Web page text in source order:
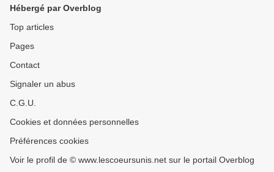
Hébergé par Overblog
Top articles
Pages
Contact
Signaler un abus
C.G.U.
Cookies et données personnelles
Préférences cookies
Voir le profil de © www.lescoeursunis.net sur le portail Overblog